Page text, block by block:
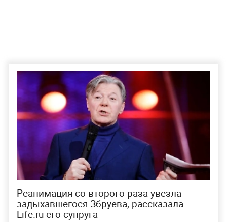
Реанимация со второго раза увезла
задыхавшегося Збруева, рассказала
Life.ru его супруга